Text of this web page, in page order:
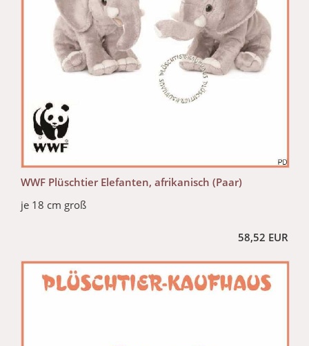
WWF Plüschtier Elefanten, afrikanisch (Paar)
je 18 cm groß
58,52 EUR